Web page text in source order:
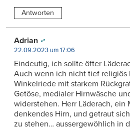
Antworten
Adrian
22.09.2023 um 17:06
Eindeutig, ich sollte öfter
Auch wenn ich nicht tief religiös
Winkelriede mit starkem
Getöse, medialer Hirnwäsche
widerstehen. Herr Läderach, ein
denkendes Hirn, und getraut
zu stehen… aussergewöhlich in